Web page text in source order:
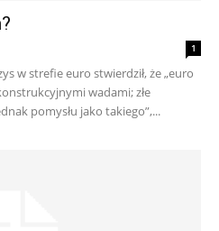
1
w strefie euro stwierdził, że „euro
wadami; złe
pomysłu jako takiego”,...